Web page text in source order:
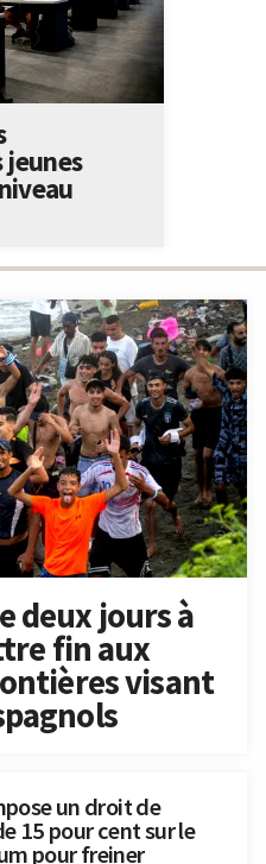
deux jours à
fin aux
visant
un droit de
15 pour cent sur le
pour freiner
jeunes